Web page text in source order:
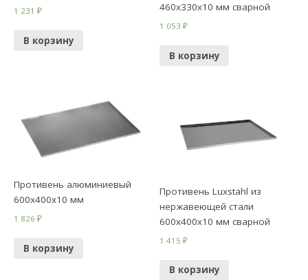
1 231₽
В корзину
460х330х10 мм сварной
1 053₽
В корзину
Противень алюминиевый
600х400х10 мм
1 826₽
В корзину
Противень Luxstahl из
нержавеющей стали
600х400х10 мм сварной
1 415₽
В корзину